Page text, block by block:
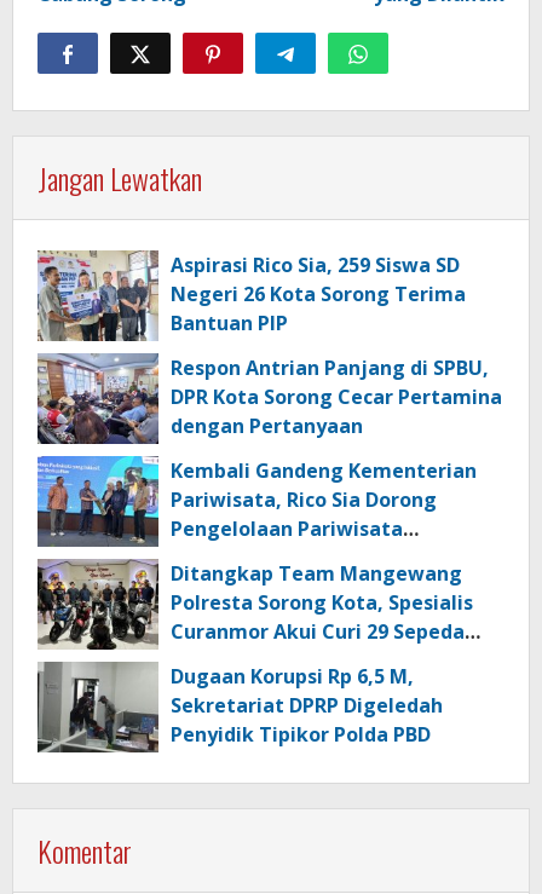
Jangan Lewatkan
Aspirasi Rico Sia, 259 Siswa SD
Negeri 26 Kota Sorong Terima
Bantuan PIP
Respon Antrian Panjang di SPBU,
DPR Kota Sorong Cecar Pertamina
dengan Pertanyaan
Kembali Gandeng Kementerian
Pariwisata, Rico Sia Dorong
Pengelolaan Pariwisata
Ditangkap Team Mangewang
Polresta Sorong Kota, Spesialis
Curanmor Akui Curi 29 Sepeda
Dugaan Korupsi Rp 6,5 M,
Sekretariat DPRP Digeledah
Penyidik Tipikor Polda PBD
Komentar